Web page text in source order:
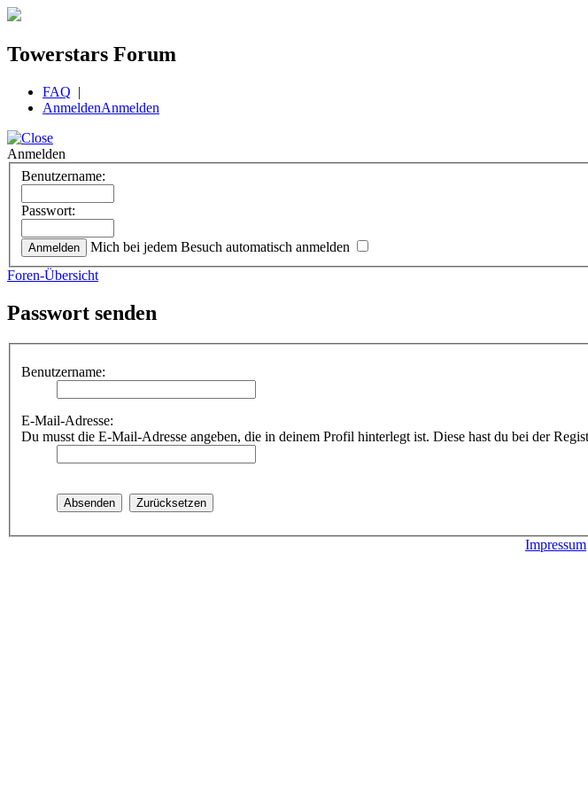
Towerstars Forum
FAQ |
AnmeldenAnmelden
Anmelden
Benutzername:
Passwort:
Mich bei jedem Besuch automatisch anmelden
Foren-Übersicht
Passwort senden
Benutzername:
E-Mail-Adresse:
Du musst die E-Mail-Adresse angeben, die in deinem Profil hinterlegt ist. Diese hast du bei der
Impressum